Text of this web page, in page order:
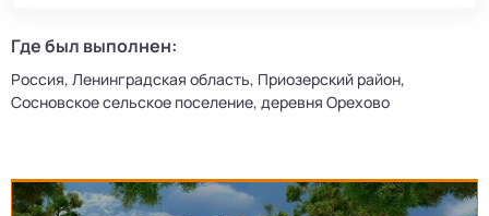
Где был выполнен:
Россия, Ленинградская область, Приозерский район,
Сосновское сельское поселение, деревня Орехово